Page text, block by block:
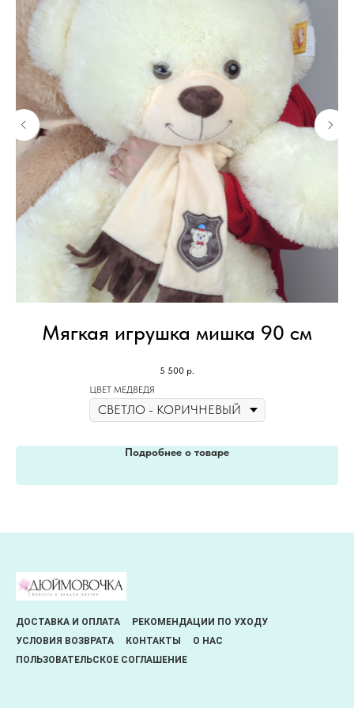
Мягкая игрушка мишка 90 см
5 500 р.
ЦВЕТ МЕДВЕДЯ
Подробнее о товаре
ДОСТАВКА И ОПЛАТА
РЕКОМЕНДАЦИИ ПО УХОДУ
УСЛОВИЯ ВОЗВРАТА
КОНТАКТЫ
О НАС
ПОЛЬЗОВАТЕЛЬСКОЕ СОГЛАШЕНИЕ